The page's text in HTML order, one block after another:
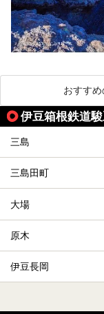
おすす
伊豆箱根鉄道
三島
三島田町
大場
原木
伊豆長岡